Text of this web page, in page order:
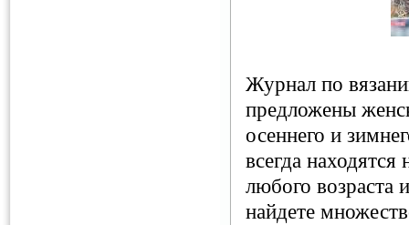
Журнал по
предложены
осеннего и
всегда
любого возраста
найдете